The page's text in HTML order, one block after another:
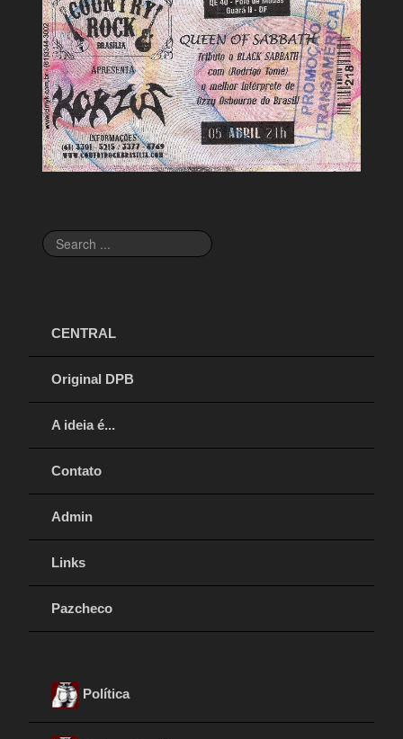
Search
...
CENTRAL
Original DPB
A ideia é...
Contato
Admin
Links
Pazcheco
Política